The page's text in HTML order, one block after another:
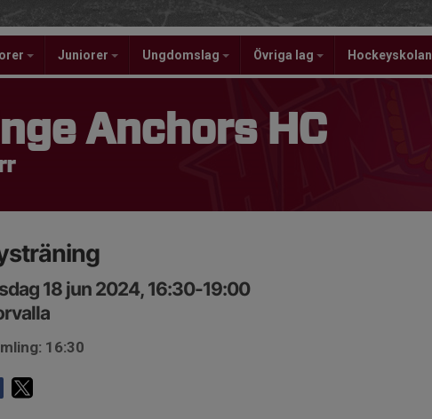
Juniorer Ungdomslag Övriga lag Hockeyskolan
Anchors HC
18 jun 2024, 16:30-19:00
16:30